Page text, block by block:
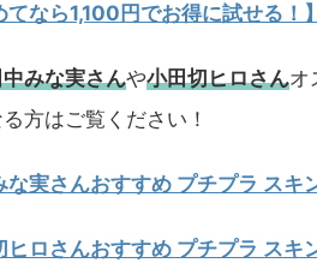
てなら1,100円でお得に試せる！
みな実さんや小田切ヒロさんオ
方はご覧ください！
実さんおすすめ プチプラ スキ
ロさんおすすめ プチプラ スキ